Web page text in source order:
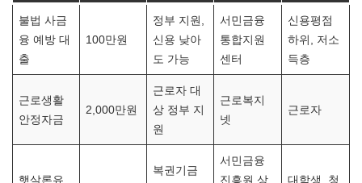
불법 사금
융 예방 대
출
100만원
정부 지원,
신용 낮아
도 가능
서민금융
통합지원
센터
신용평점
하위, 저소
득층
근로생활
안정자금
2,000만원
근로자 대
상 정부 지
원
근로복지
넷
근로자
햇살론유
복권기금
서민금융
진흥원 상
대학생, 청